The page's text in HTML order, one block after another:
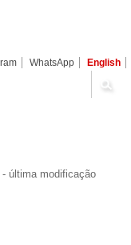
WhatsApp English
- última modificação